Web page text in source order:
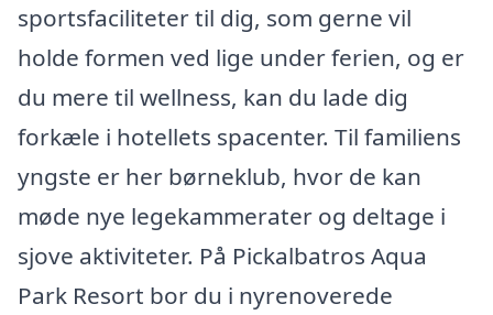
sportsfaciliteter til dig, som gerne vil
holde formen ved lige under ferien, og er
du mere til wellness, kan du lade dig
forkæle i hotellets spacenter. Til familiens
yngste er her børneklub, hvor de kan
møde nye legekammerater og deltage i
sjove aktiviteter. På Pickalbatros Aqua
Park Resort bor du i nyrenoverede